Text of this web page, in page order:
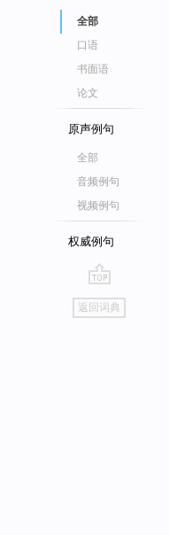
全部
口语
书面语
论文
原声例句
全部
音频例句
视频例句
权威例句
go
top
返回词典